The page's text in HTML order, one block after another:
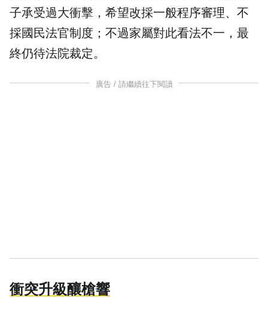
子承受過大衝擊，希望改採一般程序審理、不
採國民法官制度；不過家屬對此看法不一，最
終仍待法院裁定。
廣告 / 請繼續往下閱讀
衝突升級釀槍響